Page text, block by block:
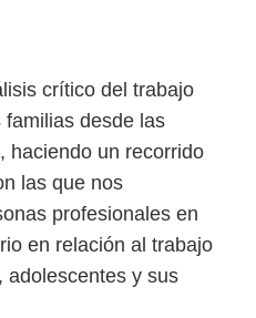
crítico del trabajo
desde las
haciendo un recorrido
las que nos
profesionales en
en relación al trabajo
adolescentes y sus